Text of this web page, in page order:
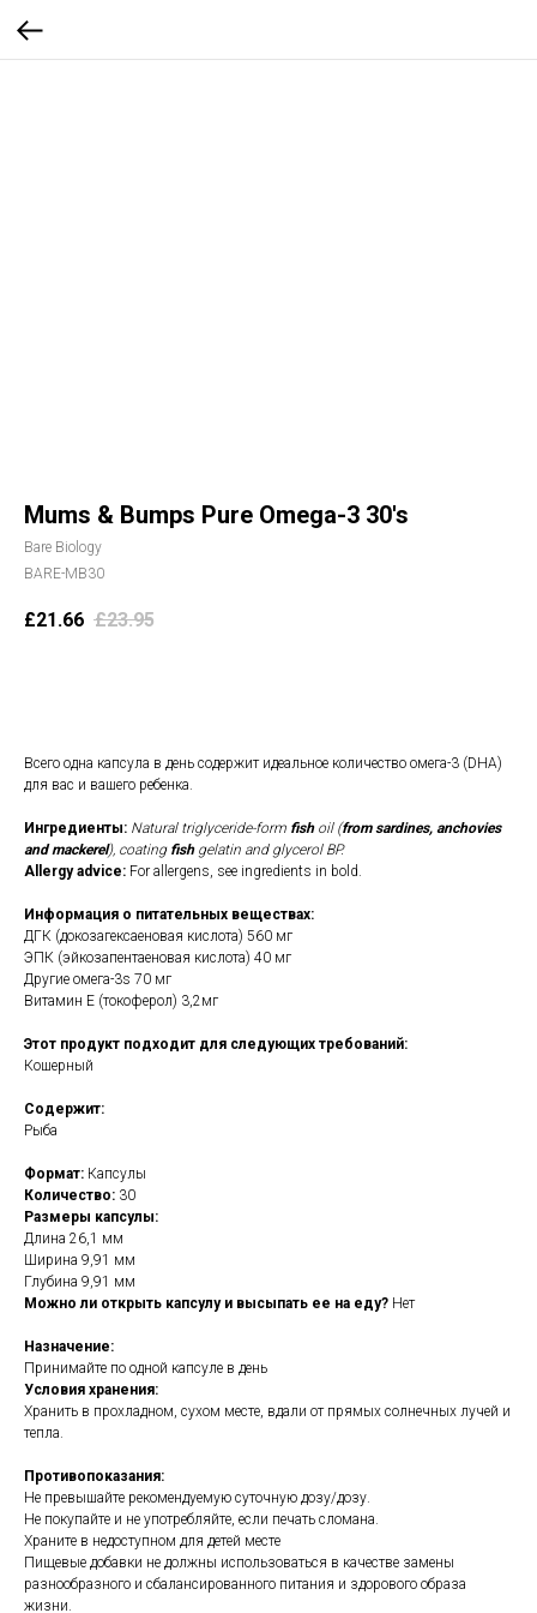
Mums & Bumps Pure Omega-3 30's
Bare Biology
BARE-MB30
£21.66 £23.95
Всего одна капсула в день содержит идеальное количество омега-3 (DHA)
для вас и вашего ребенка.
Ингредиенты: Natural triglyceride-form fishoil (from sardines, anchovies
and mackerel), coatingfishgelatin and glycerol BP.
Allergy advice: For allergens, see ingredients in bold.
Информация о питательных веществах:
ДГК (докозагексаеновая кислота) 560 мг
ЭПК (эйкозапентаеновая кислота) 40 мг
Другие омега-3s 70 мг
Витамин Е (токоферол) 3,2мг
Этот продукт подходит для следующих требований:
Кошерный
Содержит:
Рыба
Формат: Капсулы
Количество: 30
Размеры капсулы:
Длина 26,1 мм
Ширина 9,91 мм
Глубина 9,91 мм
Можно ли открыть капсулу и высыпать ее на еду? Нет
Назначение:
Принимайте по одной капсуле в день
Условия хранения:
Хранить в прохладном, сухом месте, вдали от прямых солнечных лучей и
тепла.
Противопоказания:
Не превышайте рекомендуемую суточную дозу/дозу.
Не покупайте и не употребляйте, если печать сломана.
Храните в недоступном для детей месте
Пищевые добавки не должны использоваться в качестве замены
разнообразного и сбалансированного питания и здорового образа
жизни.